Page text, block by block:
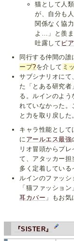
猫として人
が、自分も
関係なく協
よ…」と羨ま
吐露して ピ
同行する仲間の
ーブ?を介して ミ
サブシナリオにて
た「とある研究
る。ルインのよう
れていなかった。
と力を取り戻した
キャラ性能として
に アールエス最強
リオ冒頭からプ
て、アタッカー担
多く定着している
ルインのファッ
「猫ファッショ
耳カバー 」もお気
『SISTER』